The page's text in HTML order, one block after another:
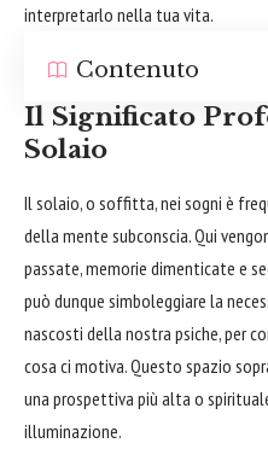
interpretarlo nella tua vita.
Contenuto
Il Significato
Solaio
Il solaio, o soffitta, nei sogni è
della mente subconscia. Qui
passate, memorie dimenticate e
può dunque simboleggiare la
nascosti della nostra psiche, per
cosa ci motiva. Questo spazio
una prospettiva più alta o
illuminazione.